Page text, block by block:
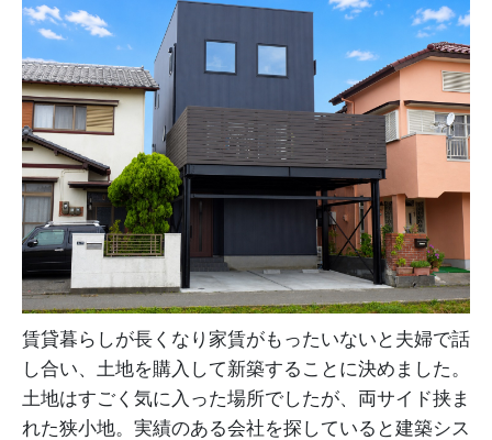
賃貸暮らしが長くなり家賃がもったいないと夫婦で話
し合い、土地を購入して新築することに決めました。
土地はすごく気に入った場所でしたが、両サイド挟ま
れた狭小地。実績のある会社を探していると建築シス
会社案内
ZEH
不動産情報(土地･分譲地･中古住宅)
サイトマップ